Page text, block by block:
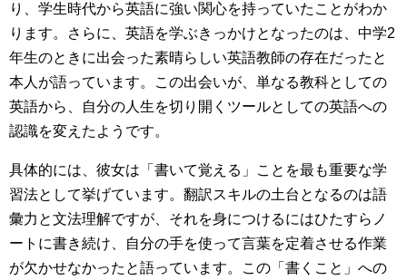
り、学生時代から英語に強い関心を持っていたことがわか
ります。さらに、英語を学ぶきっかけとなったのは、中学2
年生のときに出会った素晴らしい英語教師の存在だったと
本人が語っています。この出会いが、単なる教科としての
英語から、自分の人生を切り開くツールとしての英語への
認識を変えたようです。
具体的には、彼女は「書いて覚える」ことを最も重要な学
習法として挙げています。翻訳スキルの土台となるのは語
彙力と文法理解ですが、それを身につけるにはひたすらノ
ートに書き続け、自分の手を使って言葉を定着させる作業
が欠かせなかったと語っています。この「書くこと」への